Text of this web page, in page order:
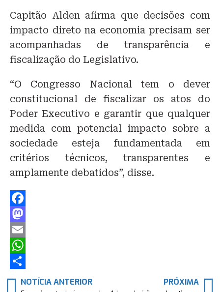
Capitão Alden afirma que decisões com
impacto direto na economia precisam ser
acompanhadas de transparência e
fiscalização do Legislativo.
“O Congresso Nacional tem o dever
constitucional de fiscalizar os atos do
Poder Executivo e garantir que qualquer
medida com potencial impacto sobre a
sociedade esteja fundamentada em
critérios técnicos, transparentes e
amplamente debatidos”, disse.
F
a
c
e
b
M
a
s
t
E
m
a
W
h
S NOTÍCIA ANTERIOR PRÓXIMA